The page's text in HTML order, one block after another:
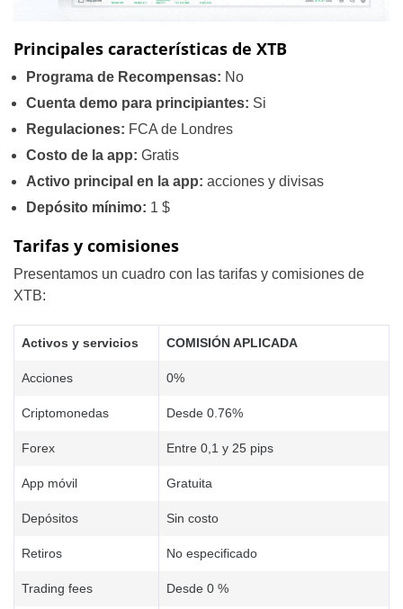
Principales características de XTB
Programa de Recompensas: No
Cuenta demo para principiantes: Si
Regulaciones: FCA de Londres
Costo de la app: Gratis
Activo principal en la app: acciones y divisas
Depósito mínimo: 1 $
Tarifas y comisiones
Presentamos un cuadro con las tarifas y comisiones de
XTB:
Activos y servicios COMISIÓN APLICADA
Acciones 0%
Criptomonedas Desde 0.76%
Forex Entre 0,1 y 25 pips
App móvil Gratuita
Depósitos Sin costo
Retiros No especificado
Trading fees Desde 0 %